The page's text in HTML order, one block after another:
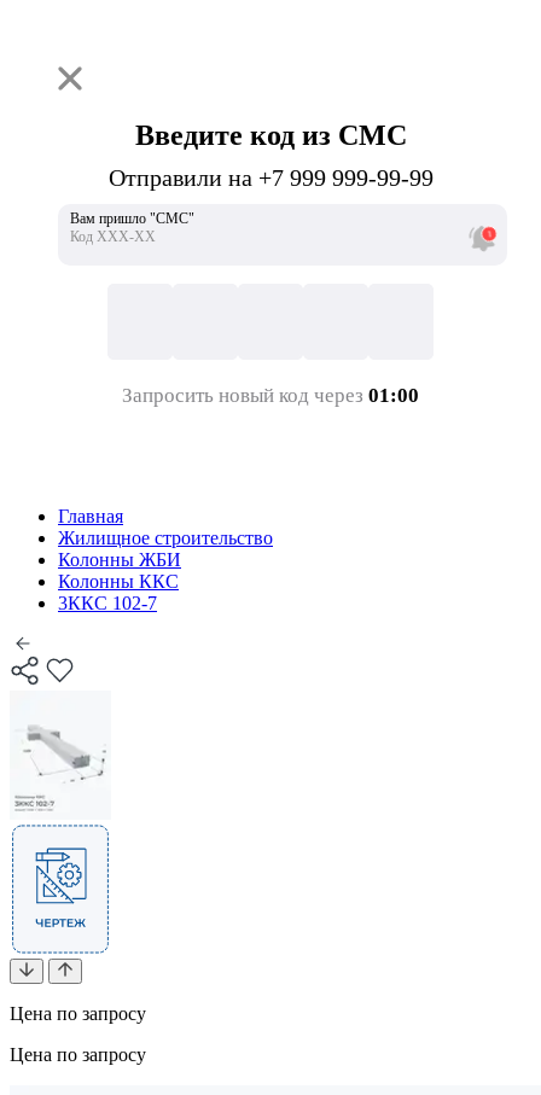
Введите код из СМС
Отправили на +7 999 999-99-99
Вам пришло "СМС"
Код ХХХ-ХХ
Запросить новый код через 01:00
Главная
Жилищное строительство
Колонны ЖБИ
Колонны ККС
3ККС 102-7
Цена по запросу
Цена по запросу